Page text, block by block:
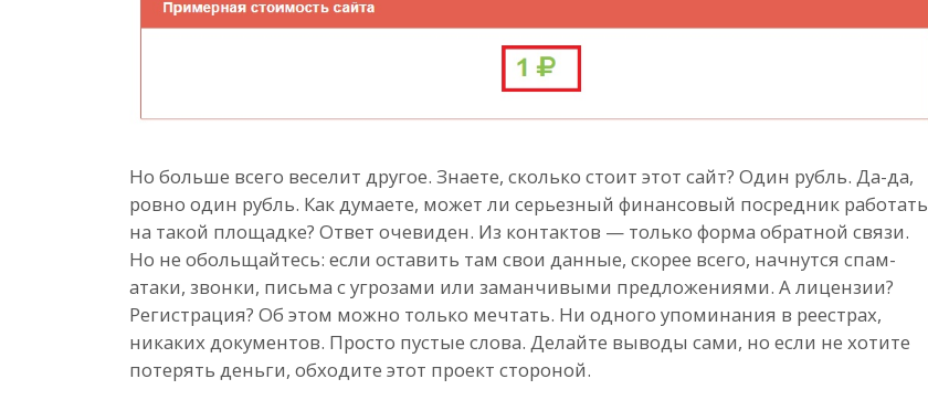
Но больше всего веселит другое. Знаете, сколько стоит этот сайт? Один рубль. Да-да,
ровно один рубль. Как думаете, может ли серьезный финансовый посредник работать
на такой площадке? Ответ очевиден. Из контактов — только форма обратной связи.
Но не обольщайтесь: если оставить там свои данные, скорее всего, начнутся спам-
атаки, звонки, письма с угрозами или заманчивыми предложениями. А лицензии?
Регистрация? Об этом можно только мечтать. Ни одного упоминания в реестрах,
никаких документов. Просто пустые слова. Делайте выводы сами, но если не хотите
потерять деньги, обходите этот проект стороной.